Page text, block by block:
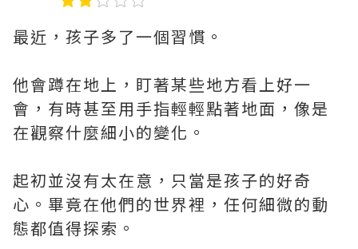
最近，孩子多了一個習慣。
他會蹲在地上，盯著某些地方看上好一
會，有時甚至用手指輕輕點著地面，像是
在觀察什麼細小的變化。
起初並沒有太在意，只當是孩子的好奇
心。畢竟在他們的世界裡，任何細微的動
態都值得探索。